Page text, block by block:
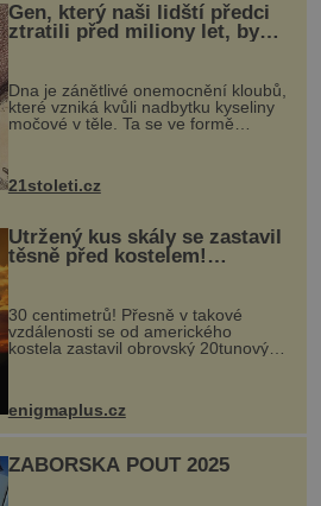
Gen, který naši lidští předci
ztratili před miliony let, by
mohl pomoci s léčbou
„nemoci králů“
Dna je zánětlivé onemocnění kloubů,
které vzniká kvůli nadbytku kyseliny
močové v těle. Ta se ve formě
nohou, a způsobuje bole...
21stoleti.cz
Utržený kus skály se zastavil
těsně před kostelem!
Ochránila ho boží síla?
30 centimetrů! Přesně v takové
vzdálenosti se od amerického
kostela zastavil obrovský 20tunový
...
enigmaplus.cz
ZÁBOŘSKÁ POUŤ 2025